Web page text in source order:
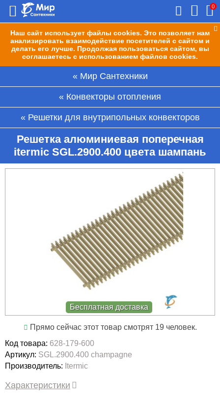
Наш сайт использует файлы cookies. Это позволяет нам
анализировать взаимодействие посетителей с сайтом и
делать его лучше. Продолжая пользоваться сайтом, вы
соглашаетесь с использованием файлов cookies.
0
Мир Сантехники
Конвекторы отопления
Решетки для внутрипольных конвекторов
Решетка алюминиевая поперечная
itermic SGL.2900.400 цвета шампань
Бесплатная доставка
Прямо сейчас этот товар смотрят 19 человек.
Код товара: 628-179-600
Артикул: SGL.2900.400 champagne
Производитель: Itermic
Характеристики